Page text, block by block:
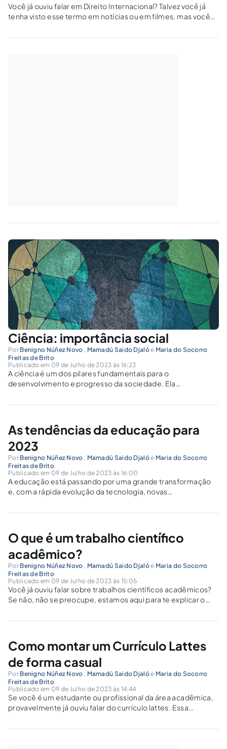
Você já ouviu falar em Direito Internacional? Talvez você já
tenha visto esse termo em notícias ou em filmes, mas você
explorar o Direito Internacional de uma forma casual e
Ciência: importância social
Por Benigno Núñez Novo , Mamadú Saido Djalóe Maria do Socorro
Freitas de Brito
Publicado em 09 de Julho de 2023 às 16:23
A ciência é um dos pilares fundamentais para o
desenvolvimento e progresso da sociedade. Ela
saúde até a tecnologia, e é responsável por proporcionar
As tendências da educação para
2023
Por Benigno Núñez Novo , Mamadú Saido Djalóe Maria do Socorro
Freitas de Brito
Publicado em 09 de Julho de 2023 às 16:00
A educação está passando por uma grande transformação
e, com a rápida evolução da tecnologia, novas
tendências que podemos esperar para 2023 é a integração
O que é um trabalho científico
acadêmico?
Por Benigno Núñez Novo , Mamadú Saido Djalóe Maria do Socorro
Freitas de Brito
Publicado em 09 de Julho de 2023 às 15:05
Você já ouviu falar sobre trabalhos científicos acadêmicos?
Se não, não se preocupe, estamos aqui para te explicar o
acadêmicos são documentos escritos que têm como
Como montar um Currículo Lattes
de forma casual
Por Benigno Núñez Novo , Mamadú Saido Djalóe Maria do Socorro
Freitas de Brito
Publicado em 09 de Julho de 2023 às 14:44
Se você é um estudante ou profissional da área acadêmica,
provavelmente já ouviu falar do currículo lattes. Essa
informações sobre a trajetória acadêmica de